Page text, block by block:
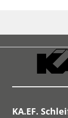
KA.EF.